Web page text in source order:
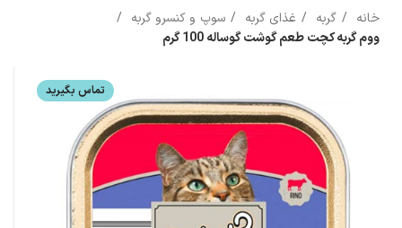
خانه گربه غذای گربه
سوپ و کنسرو گربه
ووم گربه کچت طعم گوشت گوساله 100 گرم
تماس بگیرید